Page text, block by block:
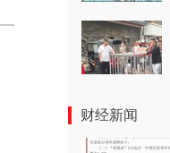
财经新闻